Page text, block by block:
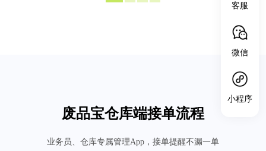
废品宝仓库端接单流程
业务员、仓库专属管理App，接单提醒不漏一单
客服
微信
小程序